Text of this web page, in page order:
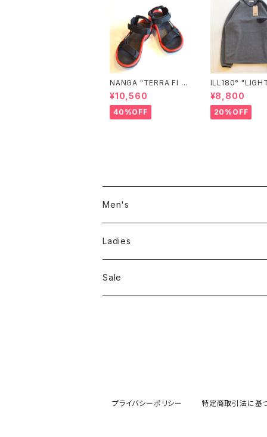
NANGA "TERRA FI FI
VE UNIVERSAL"
¥10,560
40%OFF
ILL180° "LIGHTWEI
GHT FLEECE
NECK"
¥8,800
20%OFF
Men's
Jackson Matisse
ILL180°
Ladies
Unfil
Sale
プライバシーポリシー 特定商取引法に基